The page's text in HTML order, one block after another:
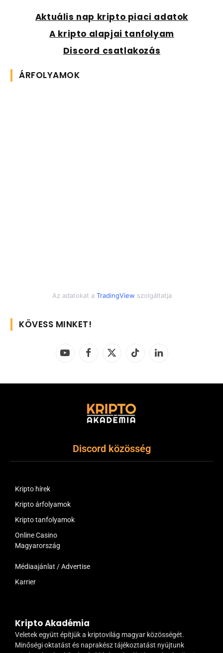
Aktuális nap kripto piaci adatok
A kripto alapjai tanfolyam
Discord csatlakozás
ÁRFOLYAMOK
Az adatokat a TradingView szolgáltatja
KÖVESS MINKET!
YouTubeFacebook
X
TikTok LinkedIn
Discord közösség
Kripto hírek
Kripto árfolyamok
Kripto tanfolyamok
Online Casino
Magyarország
Médiaajánlat / Advertise
Karrier
Kripto Akadémia
Veletek együtt építjük a kriptovilág magyar közösségét.
Minőségi oktatást és naprakész tájékoztatást nyújtunk